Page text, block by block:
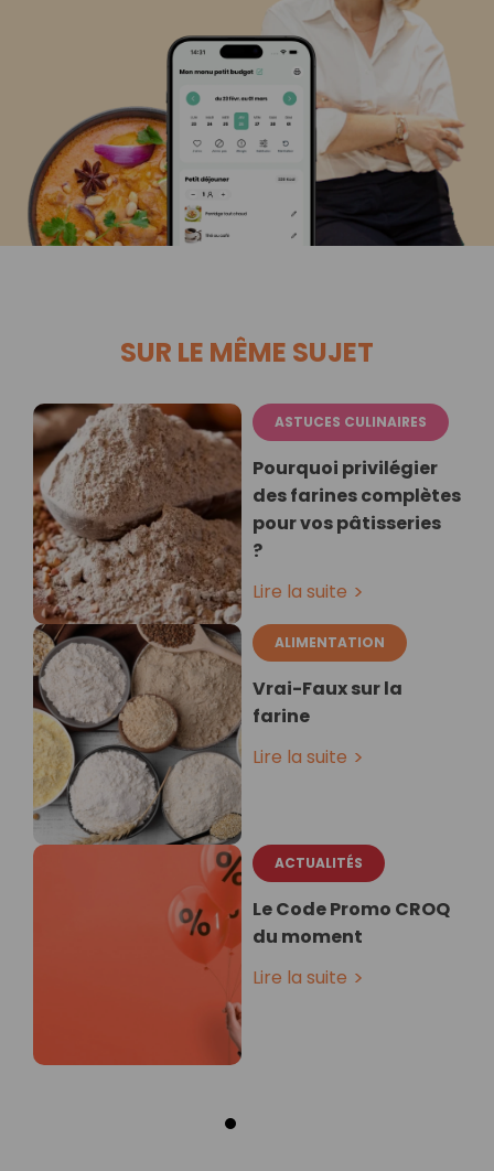
SUR LE MÊME SUJET
ASTUCES CULINAIRES
Pourquoi privilégier
des farines complètes
pour vos pâtisseries
?
Lire la suite
ALIMENTATION
Vrai-Faux sur la
farine
Lire la suite
ACTUALITÉS
Le Code Promo CROQ
du moment
Lire la suite